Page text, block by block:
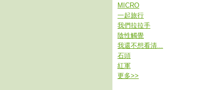
MICRO
一起旅行
我們拉拉手
陰性觸覺
我還不想看清...
石頭
紅軍
更多>>